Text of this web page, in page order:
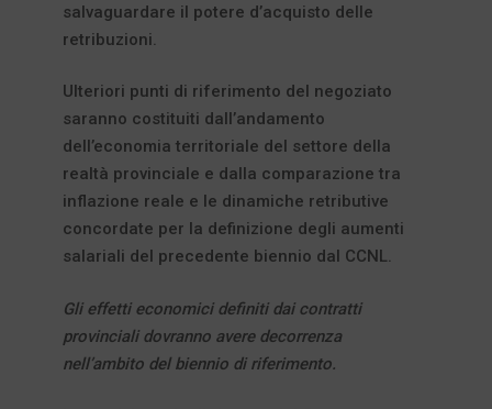
salvaguardare il potere d’acquisto delle
retribuzioni.
Ulteriori punti di riferimento del negoziato
saranno costituiti dall’andamento
dell’economia territoriale del settore della
realtà provinciale e dalla comparazione tra
inflazione reale e le dinamiche retributive
concordate per la definizione degli aumenti
salariali del precedente biennio dal CCNL.
Gli effetti economici definiti dai contratti
provinciali dovranno avere decorrenza
nell’ambito del biennio di riferimento.